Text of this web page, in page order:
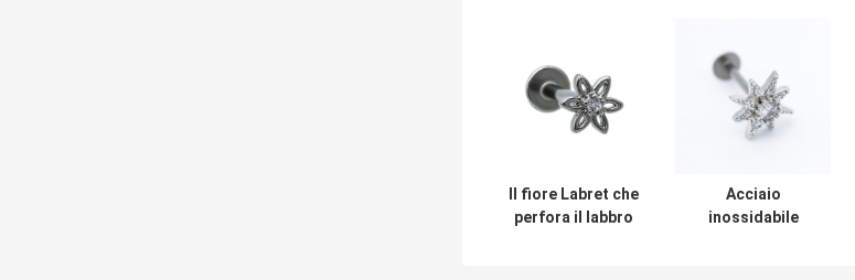
Il fiore Labret che
perfora il labbro
Acciaio
inossidabile